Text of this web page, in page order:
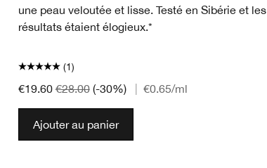
une peau veloutée et lisse. Testé en Sibérie et les
résultats étaient élogieux.*
(1)
€19.60€28.00 (-30%) €0.65/ml
Ajouter au panier